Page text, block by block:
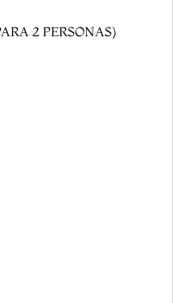
2 PERSONAS)